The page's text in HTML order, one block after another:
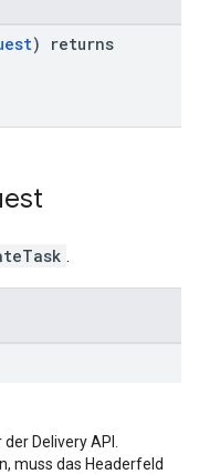
) returns
.
Delivery API.
muss das Headerfeld